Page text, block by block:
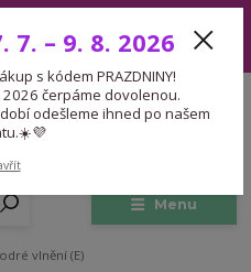
Objednávky přijaté v tomto období
našem návratu.☀️💜
Menu
CZK
vlnění (E)
7. – 9. 8. 2026
s kódem PRAZDNINY!
čerpáme dovolenou.
odešleme ihned po našem